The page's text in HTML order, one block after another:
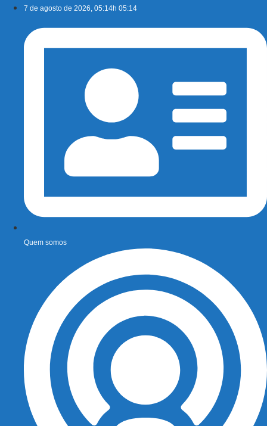
conteúdo
7 de agosto de 2026, 05:14h 05:14
Quem somos